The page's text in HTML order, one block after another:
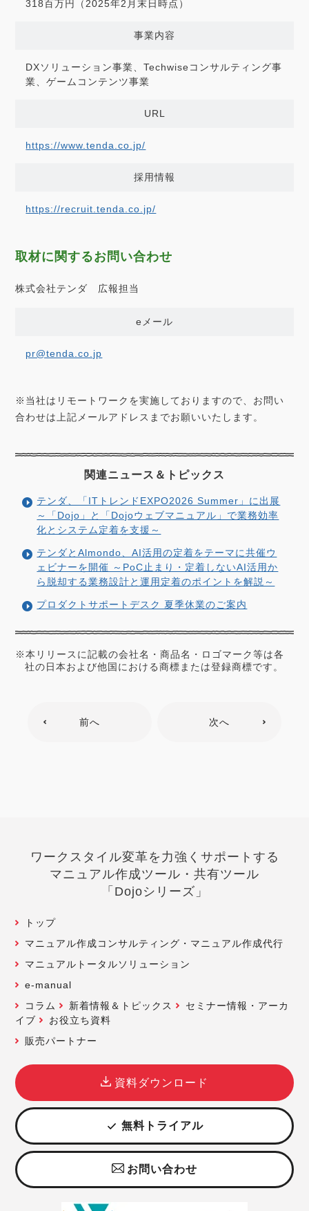
318百万円（2025年2月末日時点）
事業内容
DXソリューション事業、Techwiseコンサルティング事
業、ゲームコンテンツ事業
URL
https://www.tenda.co.jp/
採用情報
https://recruit.tenda.co.jp/
取材に関するお問い合わせ
株式会社テンダ 広報担当
eメール
pr@tenda.co.jp
※当社はリモートワークを実施しておりますので、お問い
合わせは上記メールアドレスまでお願いいたします。
関連ニュース＆ トピックス
テンダ、「ITトレンドEXPO2026 Summer」に出展
～「Dojo」と「Dojoウェブマニュアル」で業務効率
化とシステム定着を支援～
テンダとAlmondo、AI活用の定着をテーマに共催ウ
ェビナーを開催 ～PoC止まり・定着しないAI活用か
ら脱却する業務設計と運用定着のポイントを解説～
プロダクトサポートデスク 夏季休業のご案内
※本リリースに記載の会社名・商品名・ロゴマーク等は各
社の日本および他国における商標または登録商標です。
前へ 次へ
ワークスタイル変革を力強くサポートする
マニュアル作成ツール・共有ツール
「Dojoシリーズ」
トップ
マニュアル作成コンサルティング・マニュアル作成代行
マニュアルトータルソリューション
e-manual
コラム
新着情報＆トピックス
セミナー情報・アーカ
イブ
お役立ち資料
販売パートナー
資料ダウンロード
無料トライアル
お問い合わせ